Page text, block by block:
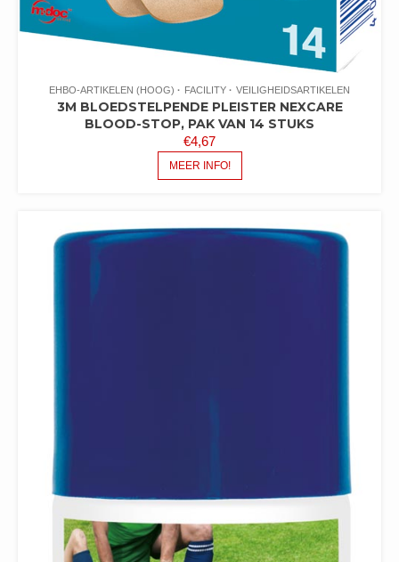
EHBO-ARTIKELEN (HOOG) FACILITY VEILIGHEIDSARTIKELEN
3M BLOEDSTELPENDE PLEISTER NEXCARE
BLOOD-STOP, PAK VAN 14 STUKS
€4,67
MEER INFO!